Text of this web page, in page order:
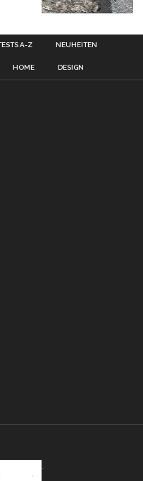
A-Z NEUHEITEN
HOME DESIGN
.